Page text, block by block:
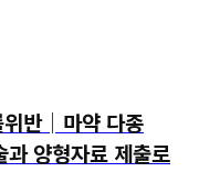
위반│마약 다종
양형자료 제출로